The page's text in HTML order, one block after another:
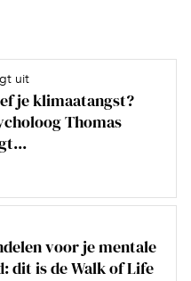
uit
je klimaatangst?
Thomas
voor je mentale
dit is de Walk of Life